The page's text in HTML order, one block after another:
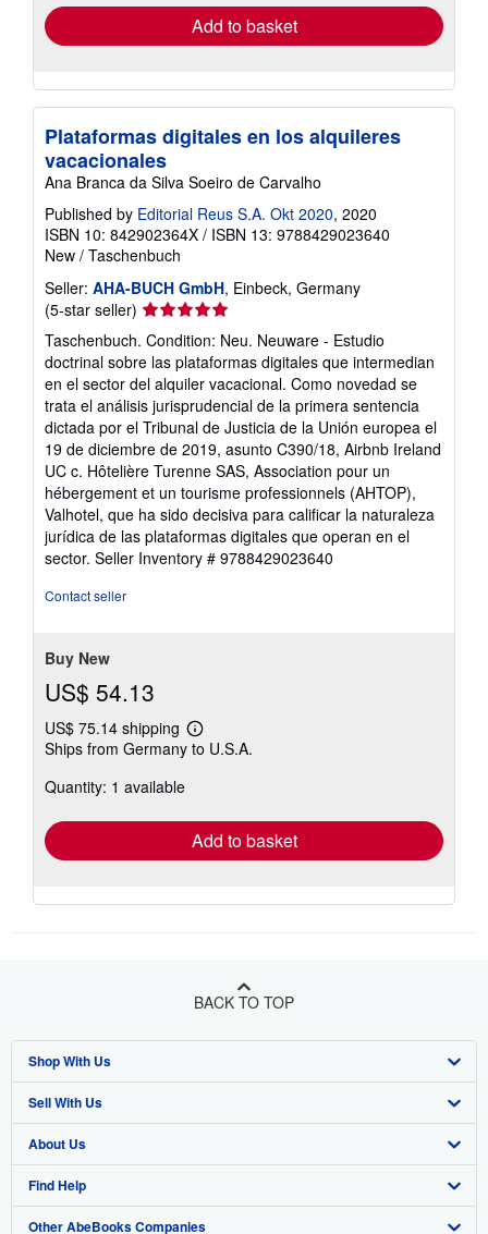
Add to basket
Plataformas digitales en los alquileres
vacacionales
Ana Branca da Silva Soeiro de Carvalho
Published by Editorial Reus S.A. Okt 2020, 2020
ISBN 10: 842902364X / ISBN 13: 9788429023640
New / Taschenbuch
Seller: AHA-BUCH GmbH, Einbeck, Germany
(5-star seller) Seller
rating
5
out
of
5
stars
Taschenbuch. Condition: Neu. Neuware - Estudio
doctrinal sobre las plataformas digitales que intermedian
en el sector del alquiler vacacional. Como novedad se
trata el análisis jurisprudencial de la primera sentencia
dictada por el Tribunal de Justicia de la Unión europea el
19 de diciembre de 2019, asunto C390/18, Airbnb Ireland
UC c. Hôtelière Turenne SAS, Association pour un
hébergement et un tourisme professionnels (AHTOP),
Valhotel, que ha sido decisiva para calificar la naturaleza
jurídica de las plataformas digitales que operan en el
sector. Seller Inventory # 9788429023640
Contact seller
Buy New
US$ 54.13
US$ 75.14 shipping
Learn
more
Ships from Germany to U.S.A.
Quantity: 1 available
Add to basket
BACK TO TOP
Shop With Us
Advanced Search
Browse Collections
My Account
My Orders
Sell With Us
Start Selling
Join Our Affiliate Program
Book Buyback
About Us
About AbeBooks
Media
Find Help
Help
Other AbeBooks Companies